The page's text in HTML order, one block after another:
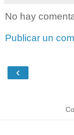
No hay
Publicar un
‹